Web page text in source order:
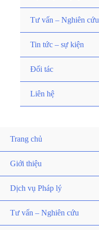
Tư vấn – Nghiên cứu
Tin tức – sự kiện
Đối tác
Liên hệ
Trang chủ
Giới thiệu
Dịch vụ Pháp lý
Tư vấn – Nghiên cứu